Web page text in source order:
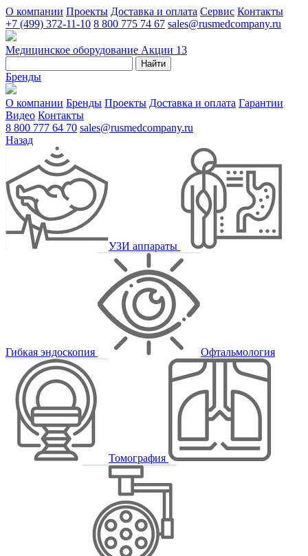
О компании Проекты Доставка и оплата Сервис Контакты
+7 (499) 372-11-10 8 800 775 74 67 sales@rusmedcompany.ru
Медицинское оборудование Акции 13
Найти
Бренды
О компании Бренды Проекты Доставка и оплата Гарантии
Видео Контакты
8 800 777 64 70 sales@rusmedcompany.ru
Назад
УЗИ аппараты
Гибкая эндоскопия Офтальмология
Томография